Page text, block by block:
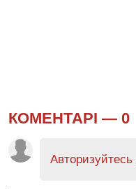
КОМЕНТАРІ — 0
Авторизуйтесь